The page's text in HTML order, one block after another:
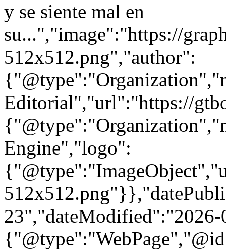
y se siente mal en
su...","image":"https://
512x512.png","author":
Editorial","url":"https://
Engine","logo":